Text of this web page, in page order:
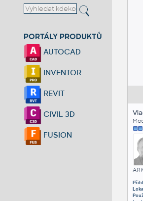
PORTÁLY PRODUKTŮ
AUTOCAD
INVENTOR
REVIT
CIVIL 3D
FUSION